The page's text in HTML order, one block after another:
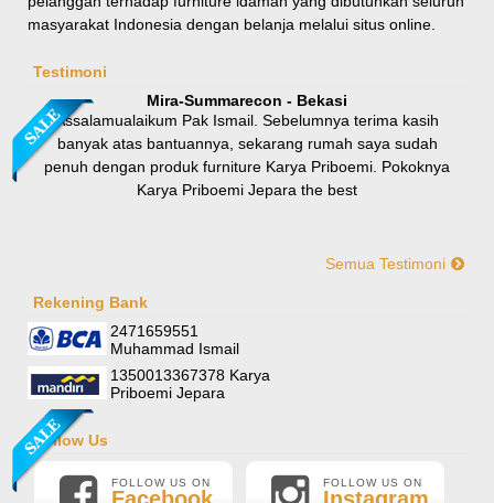
Rp 8.100.0009.000.000
Rp (Hubungi CS)
masyarakat Indonesia dengan belanja melalui situs online.
Testimoni
Mira-Summarecon - Bekasi
Assalamualaikum Pak Ismail. Sebelumnya terima kasih
banyak atas bantuannya, sekarang rumah saya sudah
penuh dengan produk furniture Karya Priboemi. Pokoknya
Karya Priboemi Jepara the best
Hallo mas ismail, terima kasih banyak ya. Barang furniture
kasih banyak mas mail.
Semua Testimoni
Rekening Bank
2471659551
Muhammad Ismail
1350013367378 Karya
Priboemi Jepara
Follow Us
FOLLOW US ON FOLLOW US ON